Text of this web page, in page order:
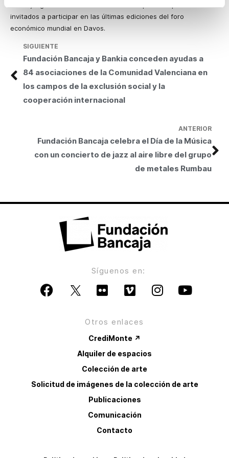
invitados a participar en las últimas ediciones del foro
económico mundial en Davos.
ANTERIOR
Fundación Bancaja celebra el Día de la Música
con un concierto de jazz al aire libre del grupo
de metales Rumbau
SIGUIENTE
Fundación Bancaja y Bankia conceden ayudas a
84 asociaciones de la Comunidad Valenciana en
los campos de la exclusión social y la
cooperación internacional
Síguenos en:
Otros enlaces
CrediMonte ↗
Alquiler de espacios
Colección de arte
Solicitud de imágenes de la colección de arte
Publicaciones
Comunicación
Contacto